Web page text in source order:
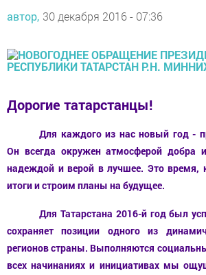
автор, 30 декабря 2016 - 07:36
Дорогие татарстанцы!
Для каждого из нас новый год -
Он всегда окружен атмосферой добра
надеждой и верой в лучшее. Это
итоги и строим планы на будущее.
Для Татарстана 2016-й год был
сохраняет позиции одного из
регионов страны. Выполняются
всех начинаниях и инициативах мы